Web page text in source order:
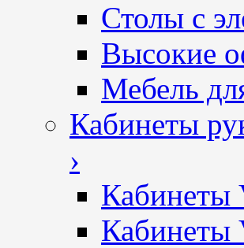
Столы с
Высокие
Мебель
Кабинеты
›
Кабинеты
Кабинеты